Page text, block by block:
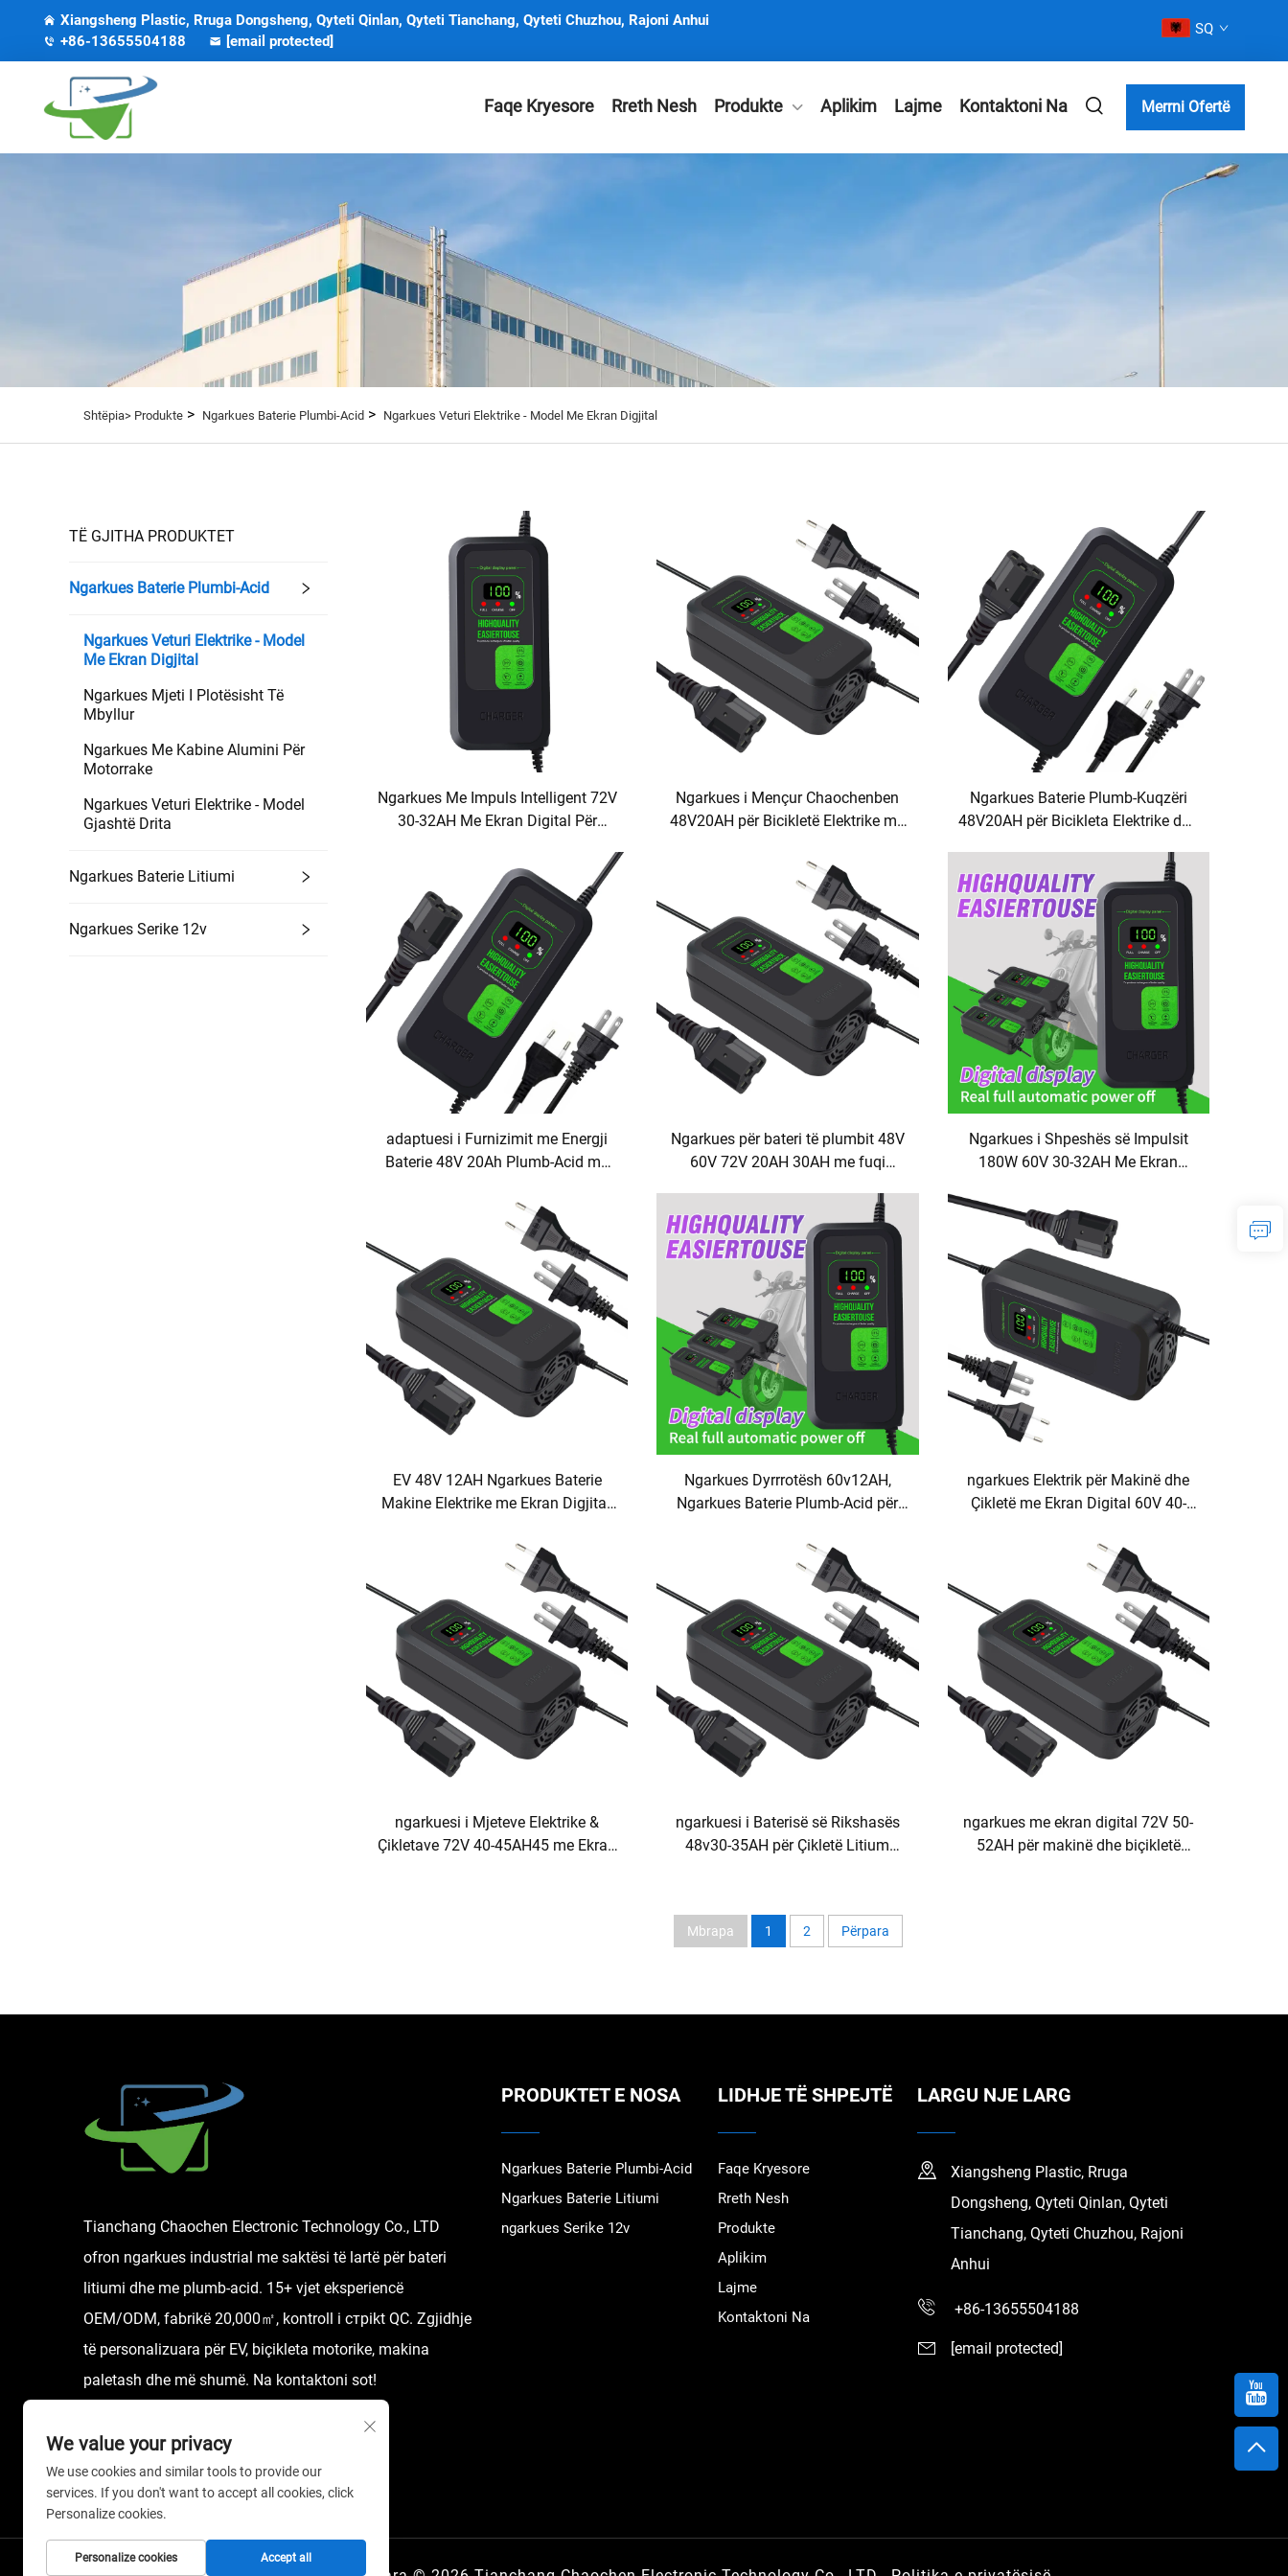
Xiangsheng Plastic, Rruga Dongsheng, Qyteti Qinlan, Qyteti Tianchang, Qyteti Chuzhou, Rajoni Anhui
+86-13655504188
[email protected]
SQ
Faqe Kryesore Rreth Nesh Produkte Aplikim Lajme Kontaktoni Na Merrni Ofertë
Shtëpia> Produkte > Ngarkues Baterie Plumbi-Acid > Ngarkues Veturi Elektrike - Model Me Ekran Digjital
TË GJITHA PRODUKTET
Ngarkues Baterie Plumbi-Acid
Ngarkues Veturi Elektrike - Model
Me Ekran Digjital
Ngarkues Mjeti I Plotësisht Të
Mbyllur
Ngarkues Me Kabine Alumini Për
Motorrake
Ngarkues Veturi Elektrike - Model
Gjashtë Drita
Ngarkues Baterie Litiumi
Ngarkues Serike 12v
Ngarkues Me Impuls Intelligent 72V
30-32AH Me Ekran Digital Për
Ngarkues Plumb-Kuqiz me Porte AC
& DC
Ngarkues i Mençur Chaochenben
48V20AH për Bicikletë Elektrike me
Material ABS, Ngarkim i Shpejtë,
Mbrojtje kundër Ngarkimit të
Tejkaluar
Ngarkues Baterie Plumb-Kuqzëri
48V20AH për Bicikleta Elektrike dhe
adaptuesi i Furnizimit me Energji
Baterie 48V 20Ah Plumb-Acid me
Skuter Elektrik me Ngarkim të
Shpejtë
Ngarkues për bateri të plumbit 48V
60V 72V 20AH 30AH me fuqi
biçikleta elektrike dhe dy-rrothësh
Ngarkues i Shpeshës së Impulsit
180W 60V 30-32AH Me Ekran
Elektrike Bateri Plumb-Acid me
Porte AC/DC
EV 48V 12AH Ngarkues Baterie
Makine Elektrike me Ekran Digjital,
Ngarkues Mjeti Elektrik Plumb-Acid
me Ekran Digjital
Ngarkues Dyrrrotësh 60v12AH,
Ngarkues Baterie Plumb-Acid për
Shfaqjeje
ngarkues Elektrik për Makinë dhe
Çikletë me Ekran Digital 60V 40-
DC & AC, Material ABS
ngarkuesi i Mjeteve Elektrike &
Çikletave 72V 40-45AH45 me Ekran
ngarkuesi i Baterisë së Rikshasës
48v30-35AH për Çikletë Litium
ngarkues me ekran digital 72V 50-
52AH për makinë dhe biçikletë
Mbrapa 1 2 Përpara
Tianchang Chaochen Electronic Technology Co., LTD
ofron ngarkues industrial me saktësi të lartë për bateri
litiumi dhe me plumb-acid. 15+ vjet eksperiencë
OEM/ODM, fabrikë 20,000㎡, kontroll i стрikt QC. Zgjidhje
të personalizuara për EV, biçikleta motorike, makina
paletash dhe më shumë. Na kontaktoni sot!
PRODUKTET E NOSA
Ngarkues Baterie Plumbi-Acid
Ngarkues Baterie Litiumi
ngarkues Serike 12v
LIDHJE TË SHPEJTË
Faqe Kryesore
Rreth Nesh
Produkte
Aplikim
Lajme
Kontaktoni Na
LARGU NJE LARG
Xiangsheng Plastic, Rruga
Dongsheng, Qyteti Qinlan, Qyteti
Tianchang, Qyteti Chuzhou, Rajoni
Anhui
+86-13655504188
[email protected]
We value your privacy
We use cookies and similar tools to provide our
services. If you don't want to accept all cookies, click
Personalize cookies.
Personalize cookies Accept all